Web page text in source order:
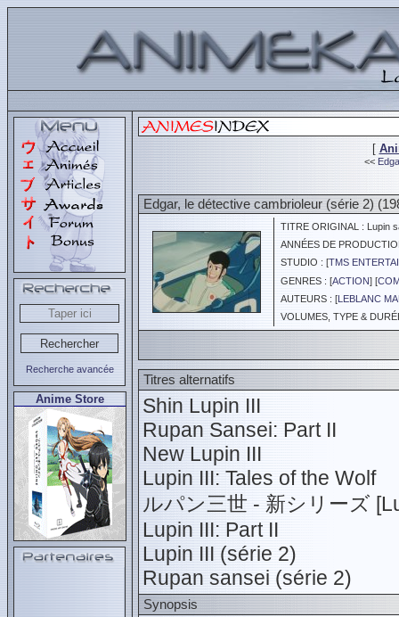
Recherche avancée
Anime Store
[
<<
Edgar, le détective cambrioleur (série 2)
TITRE ORIGINAL : Lupin
ANNÉES DE
STUDIO : [TMS
GENRES : [ACTION] [
AUTEURS : [LEBLANC
VOLUMES, TYPE &
Titres alternatifs
Shin Lupin III
Rupan Sansei: Part II
New Lupin III
Lupin III: Tales of the Wolf
ルパン三世 - 新シリーズ
Lupin III: Part II
Lupin III (série 2)
Rupan sansei (série 2)
Synopsis